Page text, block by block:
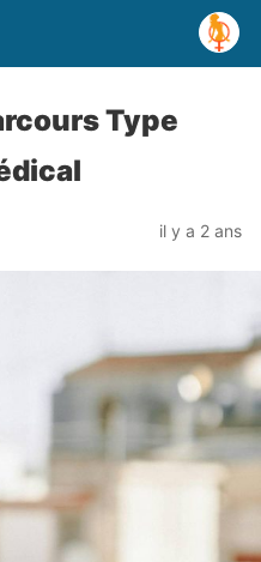
Type
il y a 2 ans